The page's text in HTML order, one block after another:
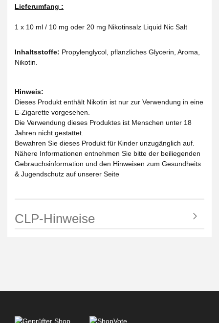
Lieferumfang :
1 x 10 ml / 10 mg oder 20 mg Nikotinsalz Liquid Nic Salt
Inhaltsstoffe: Propylenglycol, pflanzliches Glycerin, Aroma,
Nikotin.
Hinweis:
Dieses Produkt enthält Nikotin ist nur zur Verwendung in eine
E-Zigarette vorgesehen.
Die Verwendung dieses Produktes ist Menschen unter 18
Jahren nicht gestattet.
Bewahren Sie dieses Produkt für Kinder unzugänglich auf.
Nähere Informationen entnehmen Sie bitte der beiliegenden
Gebrauchsinformation und den Hinweisen zum Gesundheits
& Jugendschutz auf unserer Seite
CLP-Hinweise